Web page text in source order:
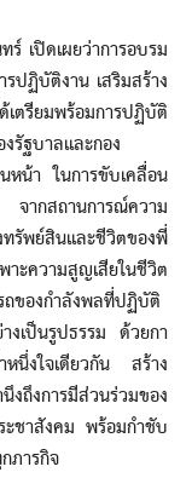
ดเผยว่าการอบรม
ปฏิบัติงาน เสริมสร้าง
ตรียมพร้อมการปฏิบัติ
รัฐบาลและกอง
หน้า ในการขับเคลื่อน
จากสถานการณ์ความ
รัพย์สินและชีวิตของพี่
าะความสูญเสียในชีวิต
ถของกำลังพลที่ปฏิบัติ
งเป็นรูปธรรม ด้วยกา
หนึ่งใจเดียวกัน สร้าง
ถึงการมีส่วนร่วมของ
ชาสังคม พร้อมกำชับ
ภารกิจ